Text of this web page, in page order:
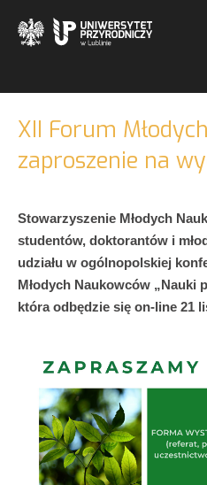
XII Forum
zaproszenie na
Stowarzyszenie Młodych
studentów, doktorantów i
udziału w ogólnopolskiej
Młodych Naukowców „Nauki
która odbędzie się on-line 21